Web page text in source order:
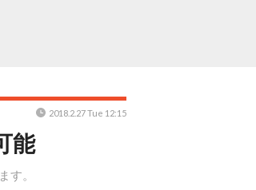
能
す。
2018.2.27 Tue 12:15